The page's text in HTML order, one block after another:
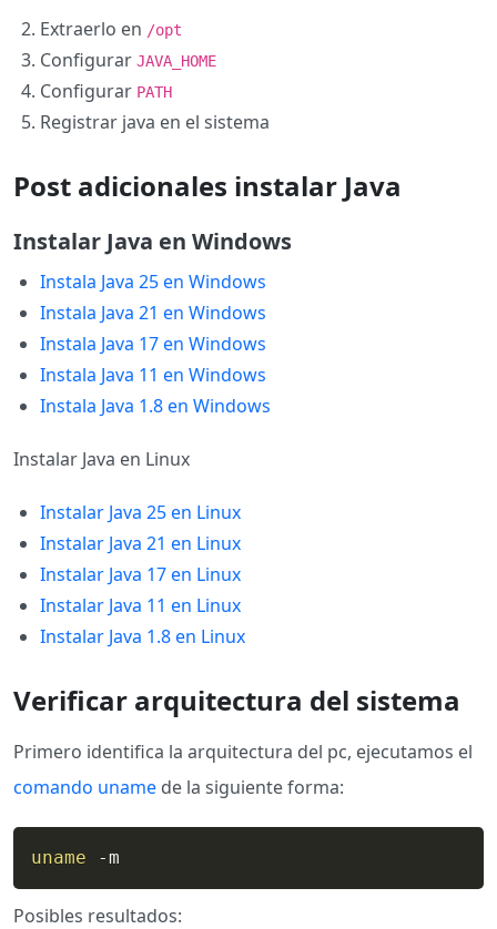
Extraerlo en /opt
Configurar JAVA_HOME
Configurar PATH
Registrar java en el sistema
Post adicionales instalar Java
Instalar Java en Windows
Instala Java 25 en Windows
Instala Java 21 en Windows
Instala Java 17 en Windows
Instala Java 11 en Windows
Instala Java 1.8 en Windows
Instalar Java en Linux
Instalar Java 25 en Linux
Instalar Java 21 en Linux
Instalar Java 17 en Linux
Instalar Java 11 en Linux
Instalar Java 1.8 en Linux
Verificar arquitectura del sistema
Primero identifica la arquitectura del pc, ejecutamos el
comando uname de la siguiente forma:
uname -m
Posibles resultados: